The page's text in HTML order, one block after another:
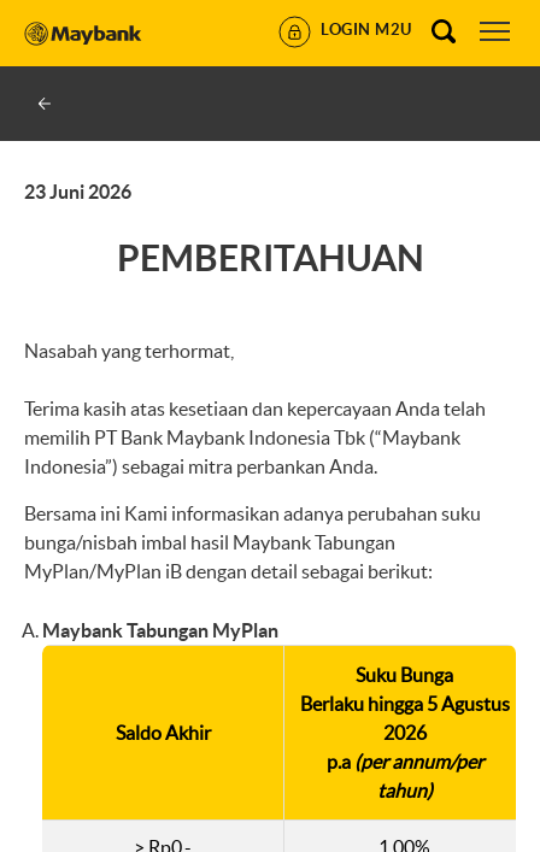
LOGIN M2U
23 Juni 2026
PEMBERITAHUAN
Nasabah yang terhormat,
Terima kasih atas kesetiaan dan kepercayaan Anda telah
memilih PT Bank Maybank Indonesia Tbk (“Maybank
Indonesia”) sebagai mitra perbankan Anda.
Bersama ini Kami informasikan adanya perubahan suku
bunga/nisbah imbal hasil Maybank Tabungan
MyPlan/MyPlan iB dengan detail sebagai berikut:
Maybank Tabungan MyPlan
Saldo Akhir
Suku Bunga
Berlaku hingga 5 Agustus
2026
p.a (per annum/per
tahun)
> Rp0,- 1,00%